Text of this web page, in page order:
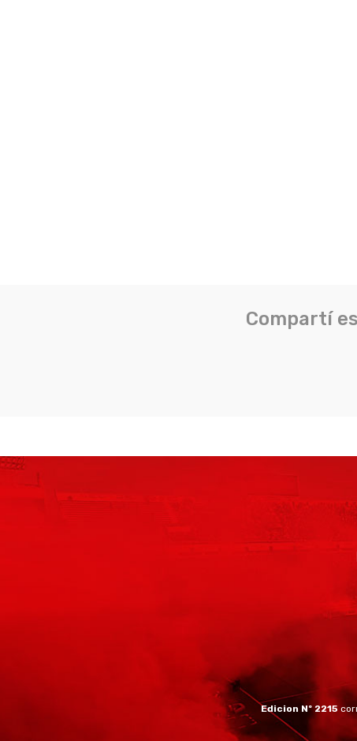
Compartí
Edicion Nº 2215